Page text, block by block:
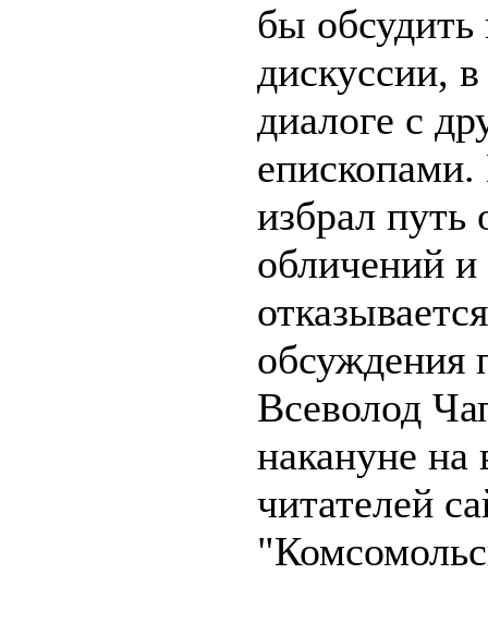
бы
дискуссии,
диалоге с
избрал путь
обличений
обсуждения
Всеволод
накануне на
читателей